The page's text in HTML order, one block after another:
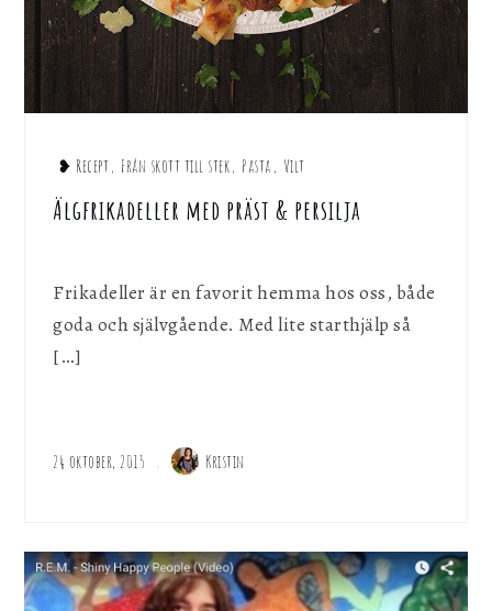
❥ Recept, Från skott till stek, Pasta , Vilt
Älgfrikadeller med präst & persilja
Frikadeller är en favorit hemma hos oss, både
goda och självgående. Med lite starthjälp så
[…]
24 oktober, 2015 Kristin